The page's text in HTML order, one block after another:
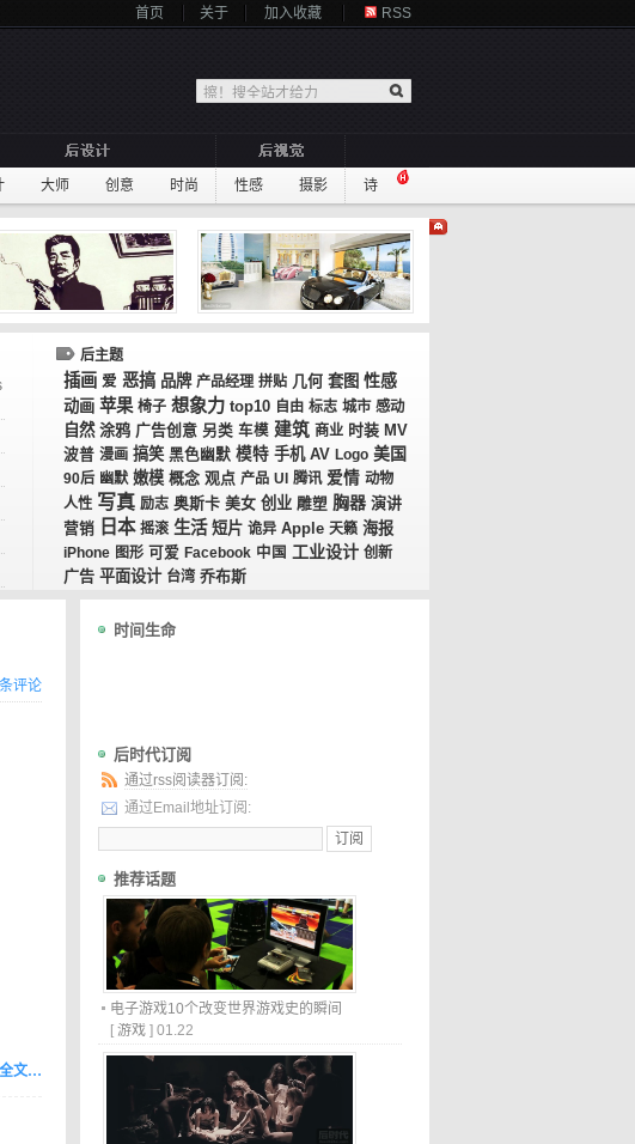
首页 关于 加入收藏 RSS
大师 创意 时尚 性感 摄影 诗
后主题
插画 爱 恶搞 品牌 产品经理 拼贴 几何 套图 性感
动画 苹果 椅子 想象力 top10 自由 标志 城市 感动
自然 涂鸦 广告创意 另类 车模 建筑 商业 时装 MV
波普 漫画 搞笑 黑色幽默 模特 手机 AV Logo 美国
90后 幽默 嫩模 概念 观点 产品 UI 腾讯 爱情 动物
人性 写真 励志 奥斯卡 美女 创业 雕塑 胸器 演讲
营销 日本 摇滚 生活 短片 诡异 Apple 天籁 海报
iPhone 图形 可爱 Facebook 中国 工业设计 创新
广告 平面设计 台湾 乔布斯
评论
文…
时间生命
后时代订阅
通过rss阅读器订阅:
通过Email地址订阅:
推荐话题
电子游戏10个改变世界游戏史的瞬间
[ 游戏 ] 01.22